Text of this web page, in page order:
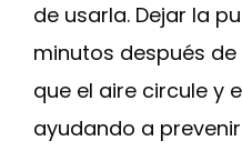
de usarla. Dejar la
minutos después
que el aire circule y
ayudando a